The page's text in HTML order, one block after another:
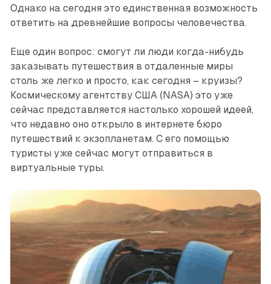
Однако на сегодня это единственная возможность
ответить на древнейшие вопросы человечества.
Еще один вопрос: смогут ли люди когда-нибудь
заказывать путешествия в отдаленные миры
столь же легко и просто, как сегодня – круизы?
Космическому агентству США (NASA) это уже
сейчас представляется настолько хорошей идеей,
что недавно оно открыло в интернете бюро
путешествий к экзопланетам. С его помощью
туристы уже сейчас могут отправиться в
виртуальные туры.